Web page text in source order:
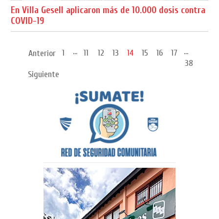
En Villa Gesell aplicaron más de 10.000 dosis contra
COVID-19
Anterior 1 ... 11 12 13 14 15 16 17
...
38
Siguiente